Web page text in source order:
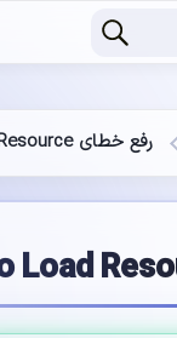
رفع خطای Failed to Load Resource در وردپرس (۷ روش)